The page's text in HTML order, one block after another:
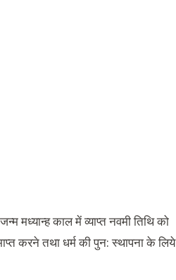
मध्यान्ह काल में व्याप्त नवमी तिथि को
करने तथा धर्म की पुन: स्थापना के लिये